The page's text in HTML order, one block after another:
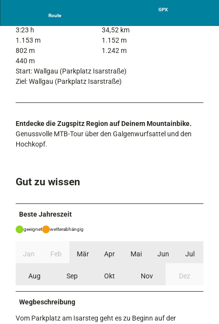
h
e
n
s
e
e
Route
GPX
3:23 h
34,52 km
1.153 m
1.152 m
802 m
1.242 m
440 m
Start: Wallgau (Parkplatz Isarstraße)
Ziel: Wallgau (Parkplatz Isarstraße)
Entdecke die Zugspitz Region auf Deinem Mountainbike.
Genussvolle MTB-Tour über den Galgenwurfsattel und den
Hochkopf.
Gut zu wissen
Beste Jahreszeit
geeignet wetterabhängig
Jan Feb Mär Apr Mai Jun Jul
Aug Sep Okt Nov Dez
Wegbeschreibung
Vom Parkplatz am Isarsteg geht es zu Beginn auf der